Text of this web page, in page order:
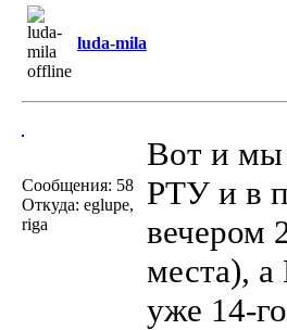
luda-mila
Сообщения: 58
Откуда: eglupe,
riga
Вот и мы
РТУ и в
вечером
места), а
уже 14-